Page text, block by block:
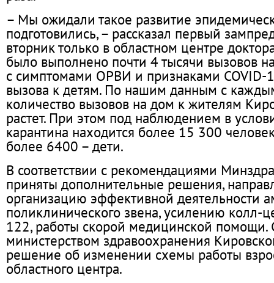
– Мы ожидали такое развитие
подготовились, – рассказал первый
вторник только в областном центре
было выполнено почти 4 тысячи вызовов
с симптомами ОРВИ и признаками COVID-
вызова к детям. По нашим данным с
количество вызовов на дом к жителям
растет. При этом под наблюдением в
карантина находится более 15 300
более 6400 – дети.
В соответствии с рекомендациями
приняты дополнительные решения,
организацию эффективной деятельности
поликлинического звена, усилению колл-
122, работы скорой медицинской помощи.
министерством здравоохранения
решение об изменении схемы работы
областного центра.